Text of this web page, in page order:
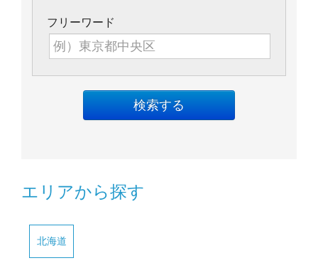
フリーワード
エリアから探す
北海道